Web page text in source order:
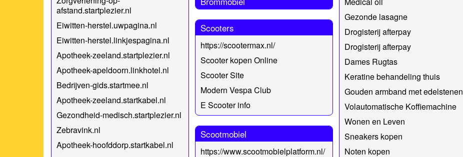
afstand.startplezier.nl
Eiwitten-herstel.uwpagina.nl
Eiwitten-herstel.linkjespagina.nl
Apotheek-zeeland.startplezier.nl
Apotheek-apeldoorn.linkhotel.nl
Bedrijven-gids.startmee.nl
Apotheek-zeeland.startkabel.nl
Gezondheid-medisch.startplezier.nl
Zebravink.nl
Apotheek-hoofddorp.startkabel.nl
Scooters
https://scootermax.nl/
Scooter kopen Online
Scooter Site
Modern Vespa Club
E Scooter info
Scootmobiel
https://www.scootmobielplatform.nl/
Gezonde lasagne
Drogisterij afterpay
Drogisterij afterpay
Dames Rugtas
Keratine behandeling thuis
Gouden armband met edelstenen
Volautomatische Koffiemachine
Wonen en Leven
Sneakers kopen
Noten kopen